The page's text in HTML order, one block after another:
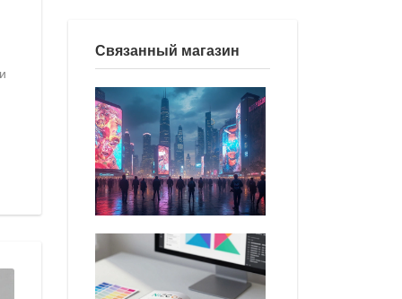
Связанный магазин